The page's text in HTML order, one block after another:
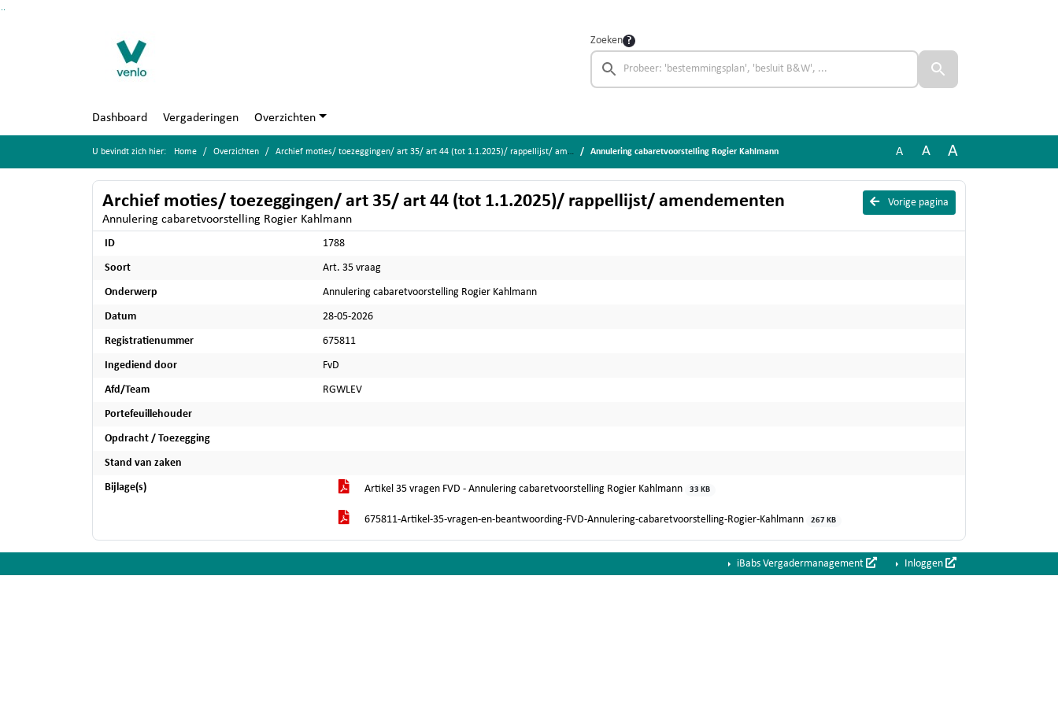
Zoeken
Dashboard Vergaderingen Overzichten
U bevindt zich hier: Home Overzichten Archief moties/ toezeggingen/ art 35/ art 44 (tot 1.1.2025)/ rappellijst/ amendementen Annulering cabaretvoorstelling Rogier Kahlmann A A A
Vorige pagina
Archief moties/ toezeggingen/ art 35/ art 44 (tot 1.1.2025)/ rappellijst/ amendementen
Annulering cabaretvoorstelling Rogier Kahlmann
ID 1788
Soort Art. 35 vraag
Onderwerp Annulering cabaretvoorstelling Rogier Kahlmann
Datum 28-05-2026
Registratienummer 675811
Ingediend door FvD
Afd/Team RGWLEV
Portefeuillehouder
Opdracht / Toezegging
Stand van zaken
Bijlage(s) Artikel 35 vragen FVD - Annulering cabaretvoorstelling Rogier Kahlmann 33 KB
675811-Artikel-35-vragen-en-beantwoording-FVD-Annulering-cabaretvoorstelling-Rogier-Kahlmann 267 KB
iBabs Vergadermanagement Inloggen